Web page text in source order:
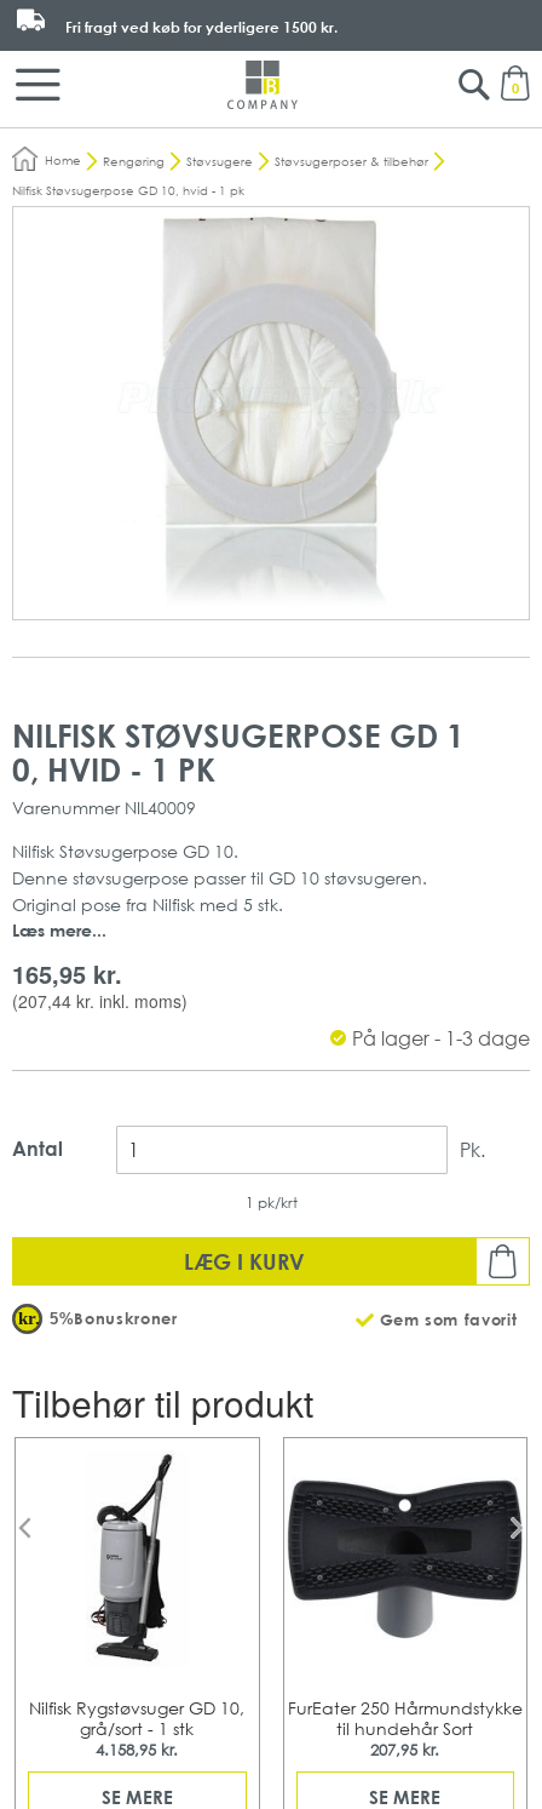
0
Fri fragt ved køb for yderligere 1500 kr.
Search
Home Rengøring Støvsugere
Støvsugerposer & tilbehør
Nilfisk Støvsugerpose GD 10, hvid - 1 pk
NILFISK STØVSUGERPOSE GD 1
0, HVID - 1 PK
Varenummer NIL40009
Nilfisk Støvsugerpose GD 10.
Denne støvsugerpose passer til GD 10 støvsugeren.
Original pose fra Nilfisk med 5 stk.
Mængde: 5 stk pr pakke
Læs mere...
165,95 kr.
(207,44 kr. inkl. moms)
På lager - 1-3 dage
Antal Pk.
1 pk/krt
LÆG I KURV
Gem som favorit
5%Bonuskroner
slutningen
af
billedgalleriet
starten
af
billedgalleriet
Tilbehør til produkt
Nilfisk Rygstøvsuger GD 10,
grå/sort - 1 stk
4.158,95 kr.
SE MERE
FurEater 250 Hårmundstykke
til hundehår Sort
207,95 kr.
SE MERE